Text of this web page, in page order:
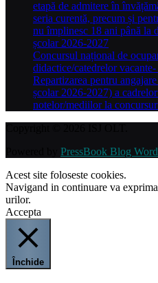
etapă de admitere în
seria curentă, precum și
nu împlinesc 18 ani până la
școlar 2026-2027
Concursul național de
didactice/catedrelor
Repartizarea pentru
școlar 2026-2027) a
notelor/mediilor la
PressBook Blog
Acest site foloseste cookies.
Navigand in continuare va
urilor.
Accepta
Închide